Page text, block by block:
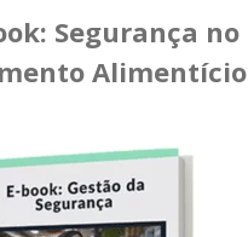
Segurança no
Alimentício